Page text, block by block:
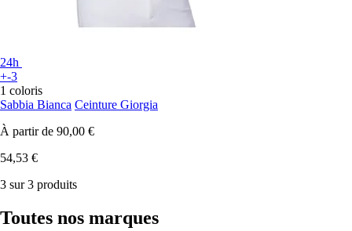
24h
+-3
1 coloris
Sabbia Bianca Ceinture Giorgia
À partir de 90,00 €
54,53 €
3 sur 3 produits
Toutes nos marques